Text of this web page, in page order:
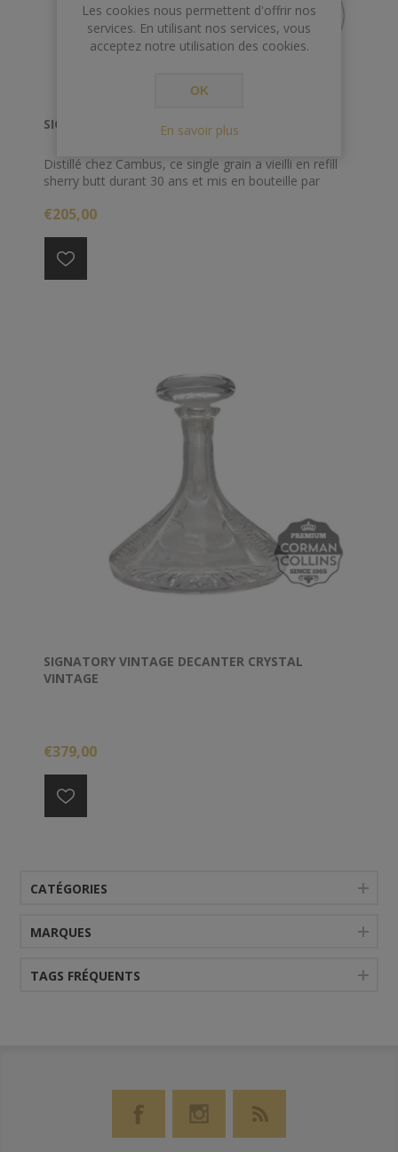
SIGNATORY CAMBUS 30Y 1991 CSC 70CL 54.4°
Distillé chez Cambus, ce single grain a vieilli en refill
sherry butt durant 30 ans et mis en bouteille par
€205,00
SIGNATORY VINTAGE DECANTER CRYSTAL
VINTAGE
€379,00
CATÉGORIES
MARQUES
TAGS FRÉQUENTS
Les cookies nous permettent d'offrir nos
services. En utilisant nos services, vous
acceptez notre utilisation des cookies.
OK
En savoir plus